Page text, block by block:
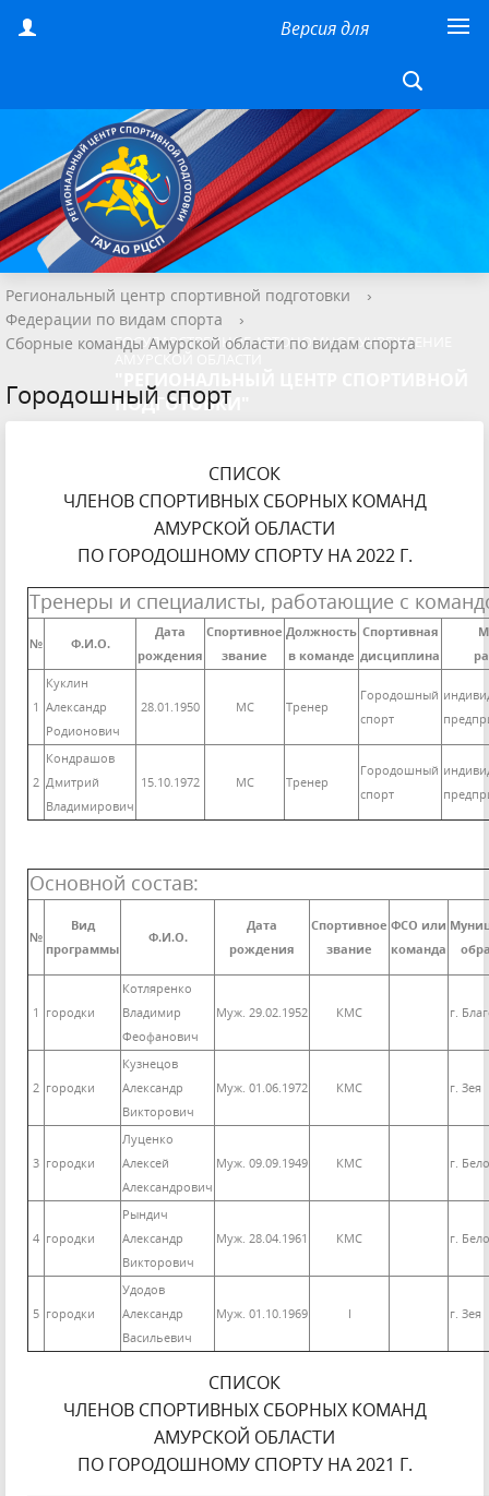
Версия для
ГОСУДАРСТВЕННОЕ АВТОНОМНОЕ УЧРЕЖДЕНИЕ
АМУРСКОЙ ОБЛАСТИ
"РЕГИОНАЛЬНЫЙ ЦЕНТР СПОРТИВНОЙ
ПОДГОТОВКИ"
Региональный центр спортивной подготовки
›
Федерации по видам спорта
›
Сборные команды Амурской области по видам спорта
Городошный спорт
СПИСОК
ЧЛЕНОВ СПОРТИВНЫХ СБОРНЫХ КОМАНД
АМУРСКОЙ ОБЛАСТИ
ПО ГОРОДОШНОМУ СПОРТУ НА 2022 Г.
Тренеры и специалисты, работающие с
№ Ф.И.О.
Дата
рождения
Спортивное
звание
Должность
в команде
Спортивная
дисциплина
1
Куклин
Александр
Родионович
28.01.1950 МС Тренер
Городошный
спорт
2
Кондрашов
Дмитрий
Владимирович
15.10.1972 МС Тренер
Городошный
спорт
Основной состав:
№
Вид
программы
Ф.И.О.
Дата
рождения
Спортивное
звание
ФСО или
команда
1 городки
Котляренко
Владимир
Феофанович
Муж. 29.02.1952 КМС г.
2 городки
Кузнецов
Александр
Викторович
Муж. 01.06.1972 КМС г. Зея
3 городки
Луценко
Алексей
Александрович
Муж. 09.09.1949 КМС г.
4 городки
Рындич
Александр
Викторович
Муж. 28.04.1961 КМС г.
5 городки
Удодов
Александр
Васильевич
Муж. 01.10.1969 I г. Зея
СПИСОК
ЧЛЕНОВ СПОРТИВНЫХ СБОРНЫХ КОМАНД
АМУРСКОЙ ОБЛАСТИ
ПО ГОРОДОШНОМУ СПОРТУ НА 2021 Г.